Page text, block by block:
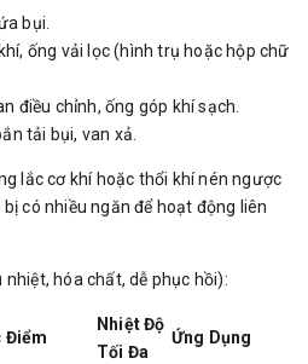
bụi.
ống vải lọc (hình trụ hoặc hộp chữ
điều chỉnh, ống góp khí sạch.
tải bụi, van xả.
lắc cơ khí hoặc thổi khí nén ngược
có nhiều ngăn để hoạt động liên
nhiệt, hóa chất, dễ phục hồi):
Điểm
Nhiệt Độ
Tối Đa
Ứng Dụng